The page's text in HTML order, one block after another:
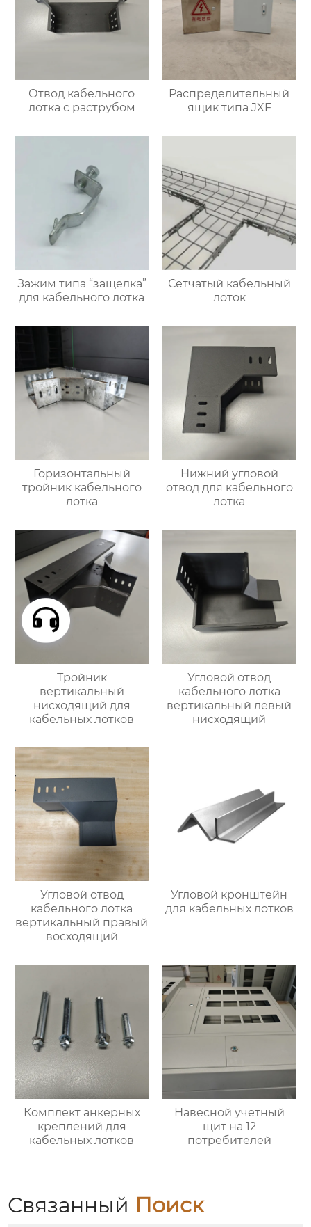
Отвод кабельного
лотка с раструбом
Распределительный
ящик типа JXF
Зажим типа “защелка”
для кабельного лотка
Сетчатый кабельный
лоток
Горизонтальный
тройник кабельного
лотка
Нижний угловой
отвод для кабельного
лотка
Тройник
вертикальный
нисходящий для
кабельных лотков
Угловой отвод
кабельного лотка
вертикальный левый
нисходящий
Угловой отвод
кабельного лотка
вертикальный правый
восходящий
Угловой кронштейн
для кабельных лотков
Комплект анкерных
креплений для
кабельных лотков
Навесной учетный
щит на 12
потребителей
Связанный Поиск